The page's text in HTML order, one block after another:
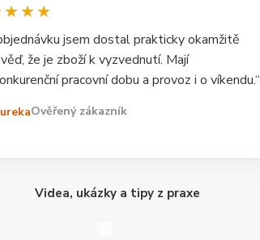
jsem dostal prakticky okamžitě
že je zboží k vyzvednutí. Mají
pracovní dobu a provoz i o víkendu.“
Ověřený zákazník
Videa, ukázky a tipy z praxe